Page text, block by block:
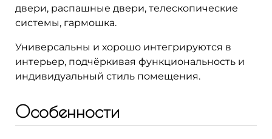
двери, распашные двери, телескопические
системы, гармошка.
Универсальны и хорошо интегрируются в
интерьер, подчёркивая функциональность и
индивидуальный стиль помещения.
Особенности